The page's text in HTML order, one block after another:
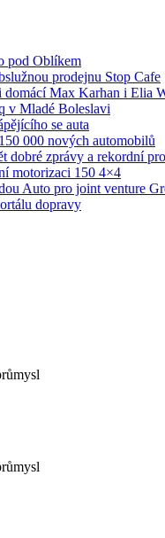
pod Oblíkem
prodejnu Stop Cafe
domácí Max Karhan i Elia
v Mladé Boleslavi
se auta
000 nových automobilů
dobré zprávy a rekordní
motorizaci 150 4×4
Auto pro joint venture
dopravy